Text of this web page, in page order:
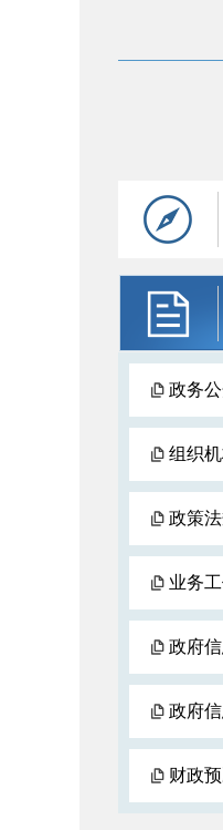
政务
组织
业务
政府
政府
财政